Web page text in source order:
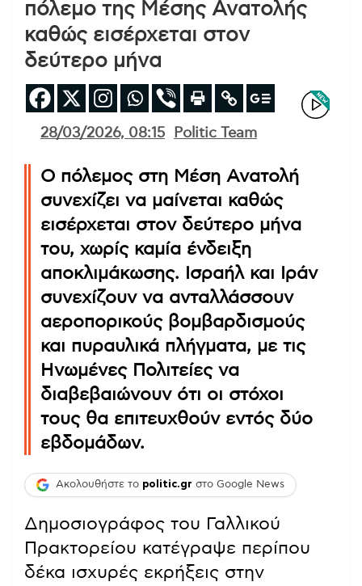
πόλεμο της Μέσης Ανατολής
καθώς εισέρχεται στον
δεύτερο μήνα
28/03/2026, 08:15 Politic Team
Ο πόλεμος στη Μέση Ανατολή
συνεχίζει να μαίνεται καθώς
εισέρχεται στον δεύτερο μήνα
του, χωρίς καμία ένδειξη
αποκλιμάκωσης. Ισραήλ και Ιράν
συνεχίζουν να ανταλλάσσουν
αεροπορικούς βομβαρδισμούς
και πυραυλικά πλήγματα, με τις
Ηνωμένες Πολιτείες να
διαβεβαιώνουν ότι οι στόχοι
τους θα επιτευχθούν εντός δύο
εβδομάδων.
Ακολουθήστε το politic.gr στο Google News
Δημοσιογράφος του Γαλλικού
Πρακτορείου κατέγραψε περίπου
δέκα ισχυρές εκρήξεις στην